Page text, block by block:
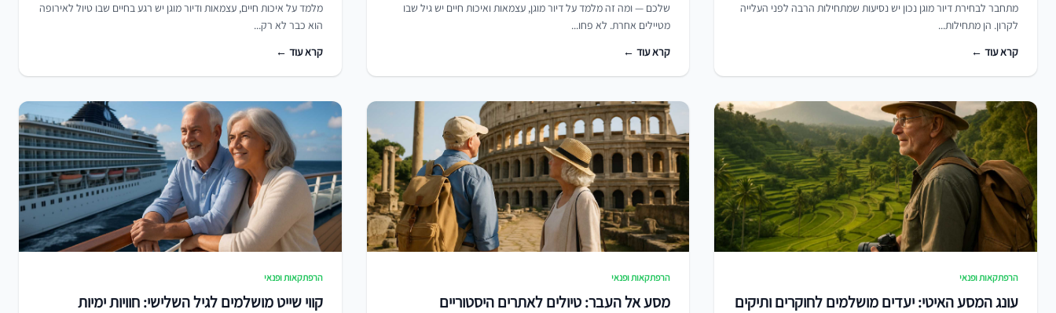
מתחבר לבחירת דיור מוגן נכון יש נסיעות שמתחילות הרבה לפני העלייה
לקרון. הן מתחילות...
קרא עוד ←
שלכם — ומה זה מלמד על דיור מוגן, עצמאות ואיכות חיים יש גיל שבו
מטיילים אחרת. לא פחו...
קרא עוד ←
מלמד על איכות חיים, עצמאות ודיור מוגן יש רגע בחיים שבו טיול לאירופה
הוא כבר לא רק...
קרא עוד ←
הרפתקאות ופנאי
עונג המסע האיטי: יעדים מושלמים לחוקרים ותיקים
הרפתקאות ופנאי
מסע אל העבר: טיולים לאתרים היסטוריים
הרפתקאות ופנאי
קווי שייט מושלמים לגיל השלישי: חוויות ימיות